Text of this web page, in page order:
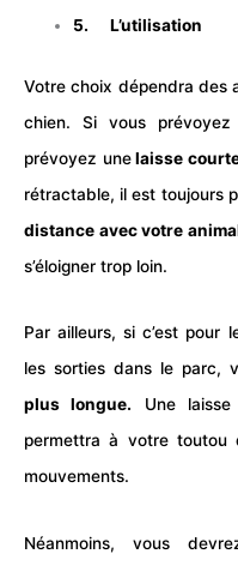
5. L’utilisation
Votre choix dépendra des
chien. Si vous prévoyez
prévoyez unelaisse
rétractable, il est toujours
distance avec votre
s’éloigner trop loin.
Par ailleurs, si c’est pour
les sorties dans le parc,
plus longue. Une laisse
permettra à votre toutou
mouvements.
Néanmoins, vous